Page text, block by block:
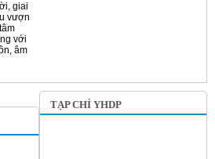
giai
vượn
với
âm
TẠP CHÍ YHDP